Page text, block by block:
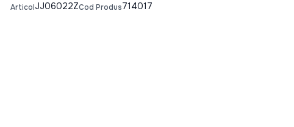
ArticolJJ06022ZCod Produs714017